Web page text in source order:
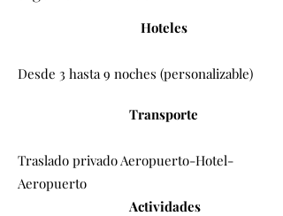
Hoteles
Desde 3 hasta 9 noches (personalizable)
Transporte
Traslado privado Aeropuerto-Hotel-
Aeropuerto
Actividades